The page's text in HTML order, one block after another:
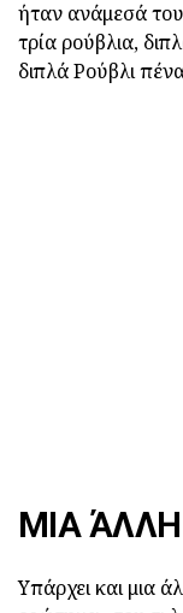
ήταν ανάμεσά
τρία ρούβλια,
διπλά Ρούβλι
ΜΙΑ
Υπάρχει και μια